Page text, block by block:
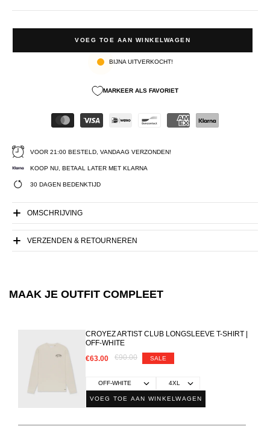
VOEG TOE AAN WINKELWAGEN
BIJNA UITVERKOCHT!
MARKEER ALS FAVORIET
VOOR 21:00 BESTELD, VANDAAG VERZONDEN!
KOOP NU, BETAAL LATER MET KLARNA
30 DAGEN BEDENKTIJD
OMSCHRIJVING
VERZENDEN & RETOURNEREN
MAAK JE OUTFIT COMPLEET
CROYEZ ARTIST CLUB LONGSLEEVE T-SHIRT |
OFF-WHITE
€63.00
€90.00 SALE
VOEG TOE AAN WINKELWAGEN